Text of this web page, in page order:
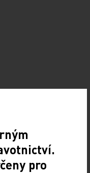
pro